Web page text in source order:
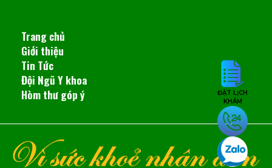
Trang chủ
Giới thiệu
Tin Tức
Đội Ngũ Y khoa
Hòm thư góp ý
ĐẶT LỊCH
KHÁM